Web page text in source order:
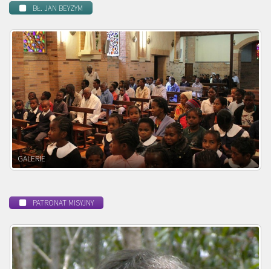
BŁ. JAN BEYZYM
POWOŁANIE MISYJNE
PATRONAT MISYJNY